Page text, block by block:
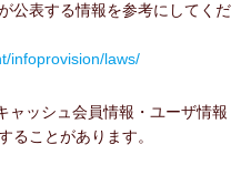
公表する情報を参考にしてくだ
infoprovision/laws/
ャッシュ会員情報・ユーザ情報
ることがあります。